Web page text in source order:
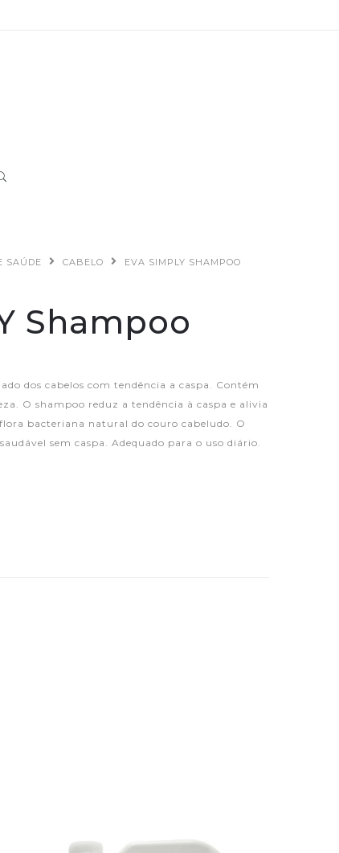
SAÚDE CABELO
EVA SIMPLY SHAMPOO
Shampoo
dos cabelos com tendência a caspa. Contém
O shampoo reduz a tendência à caspa e alivia
bacteriana natural do couro cabeludo. O
sem caspa. Adequado para o uso diário.